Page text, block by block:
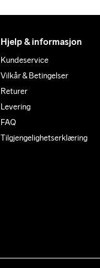
Hjelp & informasjon
Kundeservice
Vilkår & Betingelser
Returer
Levering
FAQ
Tilgjengelighetserklæring